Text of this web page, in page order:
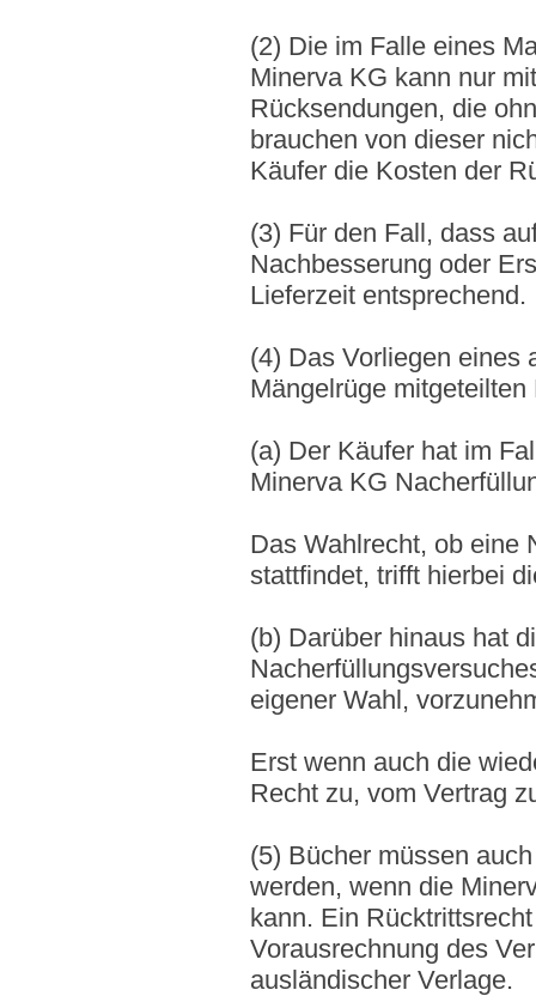
(2) Die im Falle eines
Minerva KG kann nur
Rücksendungen, die
brauchen von dieser
Käufer die Kosten der
(3) Für den Fall, dass
Nachbesserung oder
Lieferzeit entsprechend.
(4) Das Vorliegen eines
Mängelrüge
(a) Der Käufer hat im
Minerva KG
Das Wahlrecht, ob eine
stattfindet, trifft hierbei
(b) Darüber hinaus hat
eigener Wahl,
Erst wenn auch die
Recht zu, vom Vertrag
(5) Bücher müssen
werden, wenn die
kann. Ein
Vorausrechnung des
ausländischer Verlage.